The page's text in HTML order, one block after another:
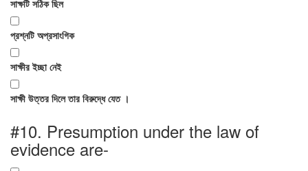
সাক্ষটি সঠিক ছিল
প্রশ্নটি অপ্রসাংগিক
সাক্ষীর ইচ্ছা নেই
সাক্ষী উত্তর দিলে তার বিরুদ্ধে যেত ।
#10. Presumption under the law of
evidence are-